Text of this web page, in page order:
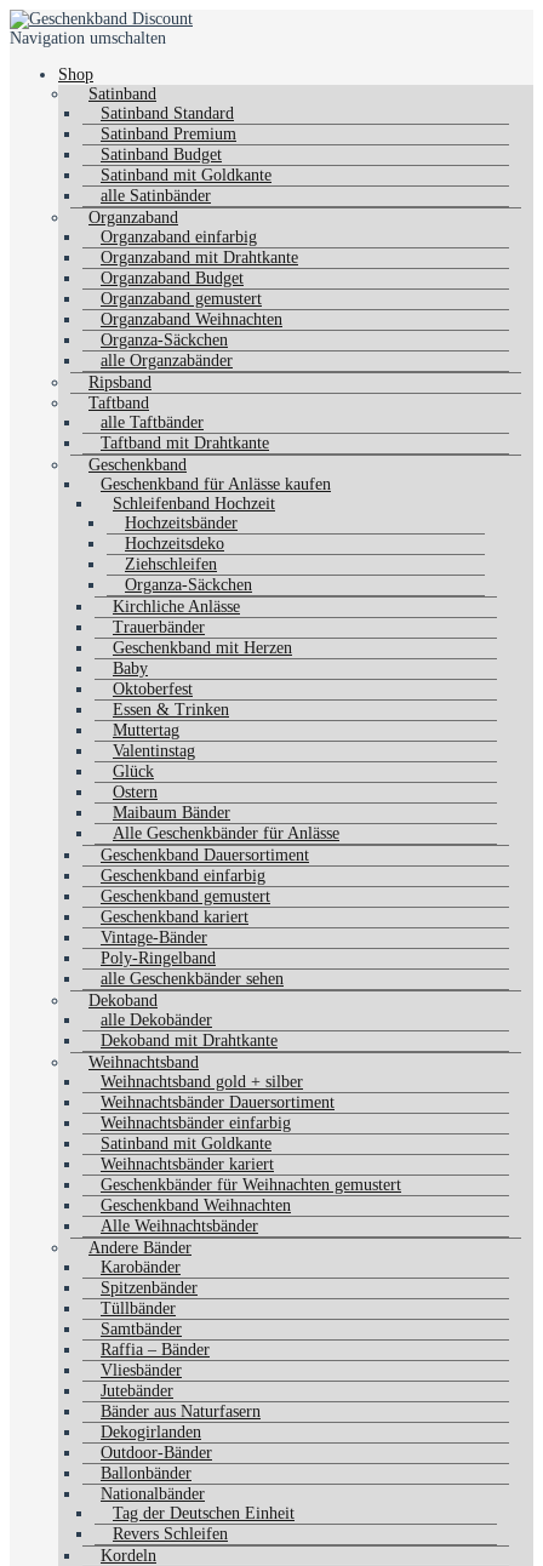
Navigation umschalten
Shop
Satinband
Satinband Standard
Satinband Premium
Satinband Budget
Satinband mit Goldkante
alle Satinbänder
Organzaband
Organzaband einfarbig
Organzaband mit Drahtkante
Organzaband Budget
Organzaband gemustert
Organzaband Weihnachten
Organza-Säckchen
alle Organzabänder
Ripsband
Taftband
alle Taftbänder
Taftband mit Drahtkante
Geschenkband
Geschenkband für Anlässe kaufen
Schleifenband Hochzeit
Hochzeitsbänder
Hochzeitsdeko
Ziehschleifen
Organza-Säckchen
Kirchliche Anlässe
Trauerbänder
Geschenkband mit Herzen
Baby
Oktoberfest
Essen & Trinken
Muttertag
Valentinstag
Glück
Ostern
Maibaum Bänder
Alle Geschenkbänder für Anlässe
Geschenkband Dauersortiment
Geschenkband einfarbig
Geschenkband gemustert
Geschenkband kariert
Vintage-Bänder
Poly-Ringelband
alle Geschenkbänder sehen
Dekoband
alle Dekobänder
Dekoband mit Drahtkante
Weihnachtsband
Weihnachtsband gold + silber
Weihnachtsbänder Dauersortiment
Weihnachtsbänder einfarbig
Satinband mit Goldkante
Weihnachtsbänder kariert
Geschenkbänder für Weihnachten gemustert
Geschenkband Weihnachten
Alle Weihnachtsbänder
Andere Bänder
Karobänder
Spitzenbänder
Tüllbänder
Samtbänder
Raffia – Bänder
Vliesbänder
Jutebänder
Bänder aus Naturfasern
Dekogirlanden
Outdoor-Bänder
Ballonbänder
Nationalbänder
Tag der Deutschen Einheit
Revers Schleifen
Kordeln